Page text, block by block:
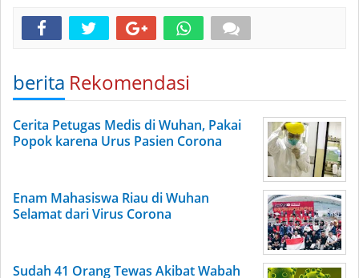
berita Rekomendasi
Cerita Petugas Medis di Wuhan, Pakai
Popok karena Urus Pasien Corona
Enam Mahasiswa Riau di Wuhan
Selamat dari Virus Corona
Sudah 41 Orang Tewas Akibat Wabah